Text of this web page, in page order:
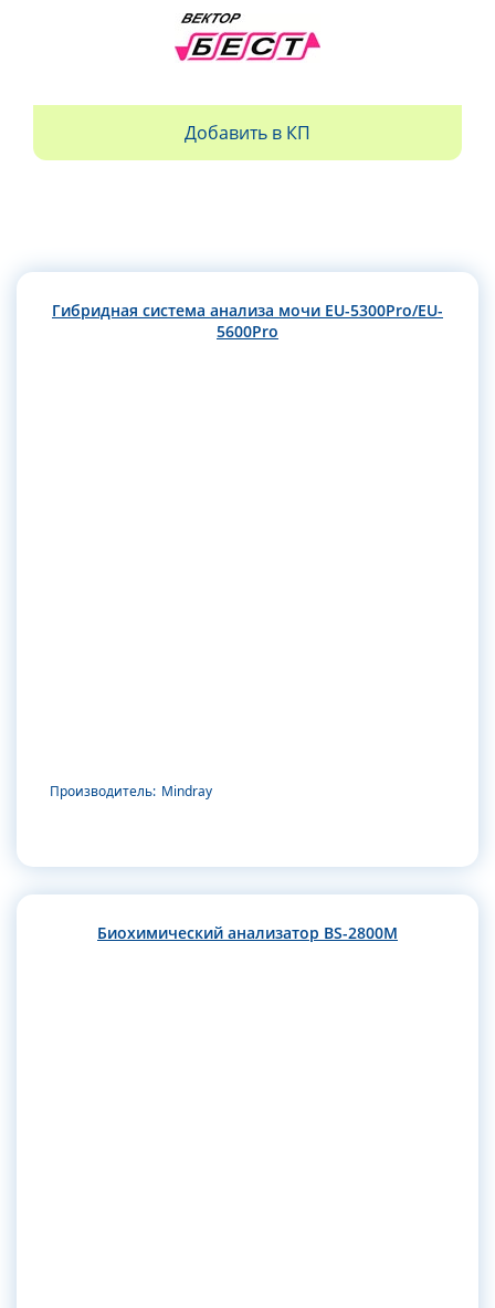
Добавить в КП
Гибридная система анализа мочи EU-5300Pro/EU-
5600Pro
Производитель: Mindray
Биохимический анализатор BS-2800M